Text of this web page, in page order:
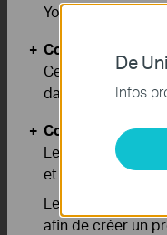
De
Infos
You can find
Cookies basiques
Ces cookies sont
dans vos
Cookies
Les cookies
et ajuster les
Les cookies
afin de créer un